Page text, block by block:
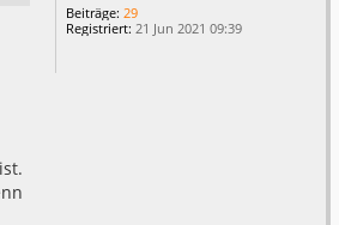
Beiträge: 29
Registriert: 21 Jun 2021 09:39